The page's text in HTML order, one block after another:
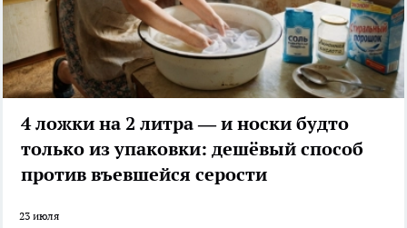
4 ложки на 2 литра — и носки будто
только из упаковки: дешёвый способ
против въевшейся серости
23 июля